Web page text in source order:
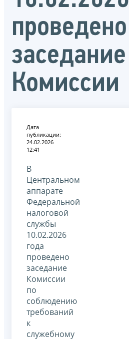
проведено
заседание
Комиссии
Дата
публикации:
24.02.2026
12:41
В
Центральном
аппарате
Федеральной
налоговой
службы
10.02.2026
года
проведено
заседание
Комиссии
по
соблюдению
требований
к
служебному